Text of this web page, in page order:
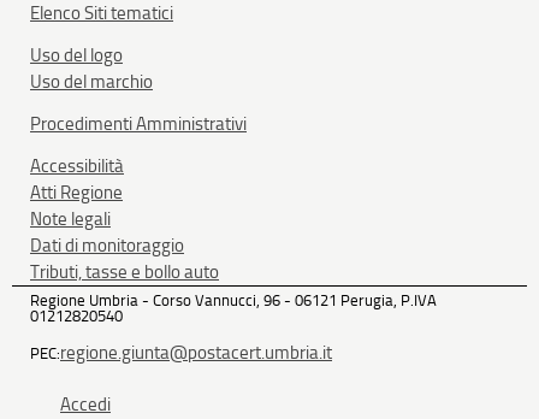
Elenco Siti tematici
Uso del logo
Uso del marchio
Procedimenti Amministrativi
Accessibilità
Atti Regione
Note legali
Dati di monitoraggio
Tributi, tasse e bollo auto
Regione Umbria - Corso Vannucci, 96 - 06121 Perugia, P.IVA
01212820540
PEC:regione.giunta@postacert.umbria.it
Accedi